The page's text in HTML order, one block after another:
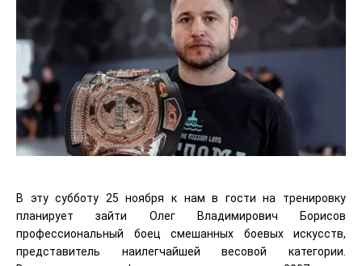
В эту субботу 25 ноября к нам в гости на тренировку
планирует зайти Олег Владимирович Борисов
профессиональный боец смешанных боевых искусств,
представитель наилегчайшей весовой категории.